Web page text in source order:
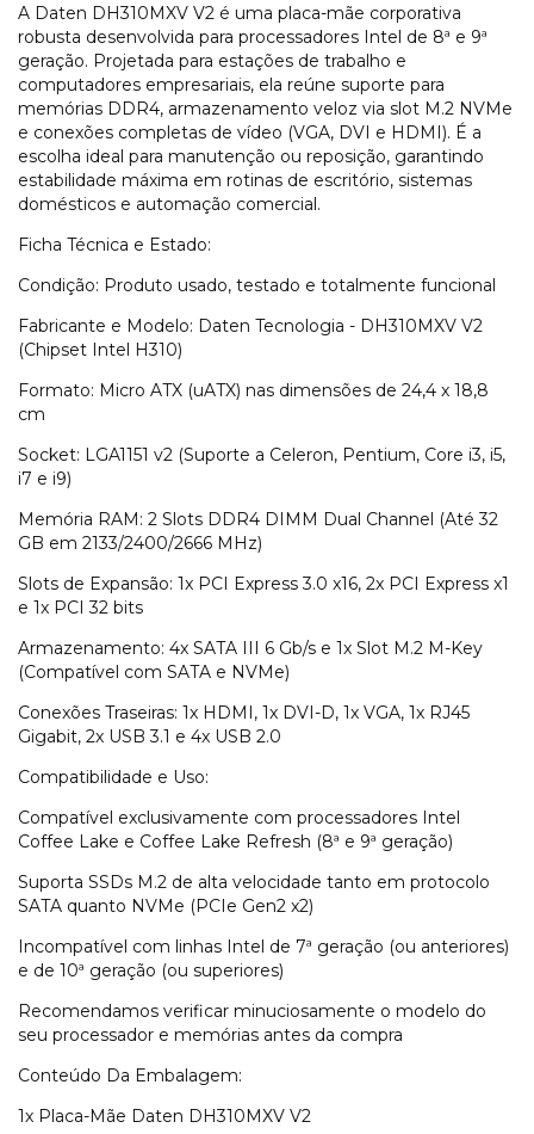
A Daten DH310MXV V2 é uma placa-mãe corporativa
robusta desenvolvida para processadores Intel de 8ª e 9ª
geração. Projetada para estações de trabalho e
computadores empresariais, ela reúne suporte para
memórias DDR4, armazenamento veloz via slot M.2 NVMe
e conexões completas de vídeo (VGA, DVI e HDMI). É a
escolha ideal para manutenção ou reposição, garantindo
estabilidade máxima em rotinas de escritório, sistemas
domésticos e automação comercial.
Ficha Técnica e Estado:
Condição: Produto usado, testado e totalmente funcional
Fabricante e Modelo: Daten Tecnologia - DH310MXV V2
(Chipset Intel H310)
Formato: Micro ATX (uATX) nas dimensões de 24,4 x 18,8
cm
Socket: LGA1151 v2 (Suporte a Celeron, Pentium, Core i3, i5,
i7 e i9)
Memória RAM: 2 Slots DDR4 DIMM Dual Channel (Até 32
GB em 2133/2400/2666 MHz)
Slots de Expansão: 1x PCI Express 3.0 x16, 2x PCI Express x1
e 1x PCI 32 bits
Armazenamento: 4x SATA III 6 Gb/s e 1x Slot M.2 M-Key
(Compatível com SATA e NVMe)
Conexões Traseiras: 1x HDMI, 1x DVI-D, 1x VGA, 1x RJ45
Gigabit, 2x USB 3.1 e 4x USB 2.0
Compatibilidade e Uso:
Compatível exclusivamente com processadores Intel
Coffee Lake e Coffee Lake Refresh (8ª e 9ª geração)
Suporta SSDs M.2 de alta velocidade tanto em protocolo
SATA quanto NVMe (PCIe Gen2 x2)
Incompatível com linhas Intel de 7ª geração (ou anteriores)
e de 10ª geração (ou superiores)
Recomendamos verificar minuciosamente o modelo do
seu processador e memórias antes da compra
Conteúdo Da Embalagem:
1x Placa-Mãe Daten DH310MXV V2